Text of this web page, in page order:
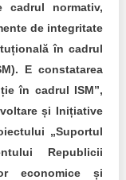
instituțiilor
cadrul normativ,
de integritate
în cadrul
E constatarea
în cadrul ISM”,
și Inițiative
„Suportul
Republicii
economice și